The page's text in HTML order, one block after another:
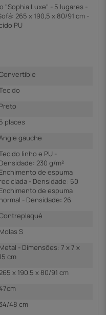
"Sophia Luxe" - 5 lugares -
265 x 190,5 x 80/91 cm -
PU
Preto
5 places
gauche
linho e PU -
Densidade: 230 g/m²
Enchimento de espuma
reciclada - Densidade: 50
Enchimento de espuma
normal - Densidade: 26
Molas S
Metal - Dimensões: 7 x 7 x
15 cm
x 190.5 x 80/91 cm
34/48 cm